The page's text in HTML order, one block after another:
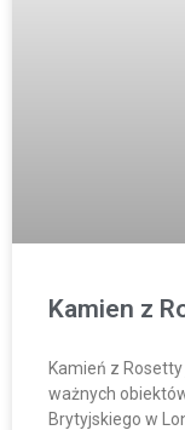
Kamien z
Kamień z
ważnych
Brytyjskiego w